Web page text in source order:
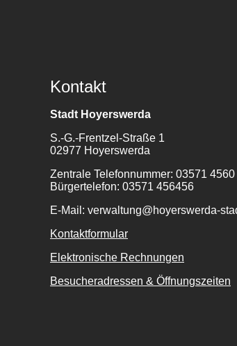
Kontakt
Stadt Hoyerswerda
S.-G.-Frentzel-Straße 1
02977 Hoyerswerda
Zentrale Telefonnummer: 03571 4560
Bürgertelefon: 03571 456456
E-Mail: verwaltung@hoyerswerda-
Kontaktformular
Elektronische Rechnungen
Besucheradressen & Öffnungszeiten